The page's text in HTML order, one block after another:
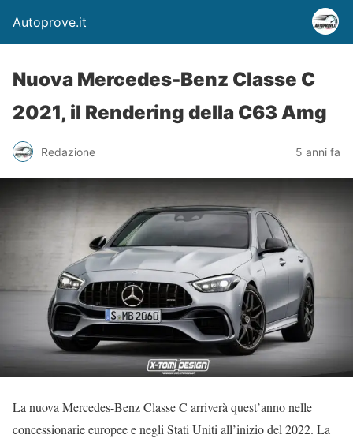
Autoprove.it
Nuova Mercedes-Benz Classe C
2021, il Rendering della C63 Amg
Redazione 5 anni fa
La nuova Mercedes-Benz Classe C arriverà quest’anno nelle
concessionarie europee e negli Stati Uniti all’inizio del 2022. La